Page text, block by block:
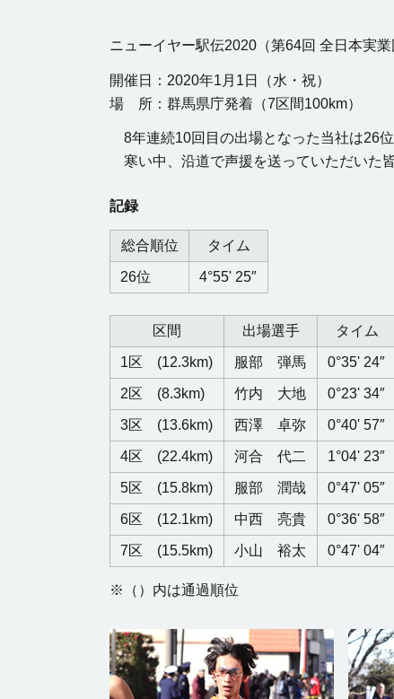
ニューイヤー駅伝2020（第64回 全日本実業
開催日：2020年1月1日（水・祝）
場 所：群馬県庁発着（7区間100km）
8年連続10回目の出場となった当社は26
寒い中、沿道で声援を送っていただいた
記録
総合順位 タイム
26位 4°55' 25″
区間 出場選手 タイム
1区 (12.3km) 服部 弾馬 0°35' 24″
2区 (8.3km) 竹内 大地 0°23' 34″
3区 (13.6km) 西澤 卓弥 0°40' 57″
4区 (22.4km) 河合 代二 1°04' 23″
5区 (15.8km) 服部 潤哉 0°47' 05″
6区 (12.1km) 中西 亮貴 0°36' 58″
7区 (15.5km) 小山 裕太 0°47' 04″
※（）内は通過順位